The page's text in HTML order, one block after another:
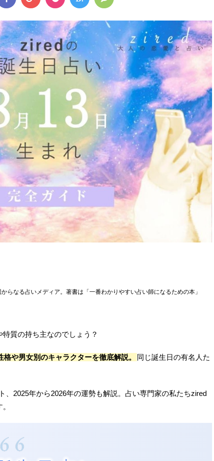
らなる占いメディア。著書は「一番わかりやすい占い師になるための本」
質の持ち主なのでしょう？
や男女別のキャラクターを徹底解説。
同じ誕生日の有名人た
、2025年から2026年の運勢も解説。占い専門家の私たちzired